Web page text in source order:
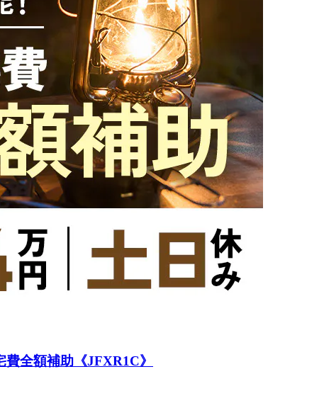
全額補助《JFXR1C》